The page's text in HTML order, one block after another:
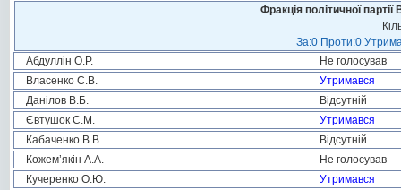
Фракція політичної
За:0 Проти:0
Абдуллін О.Р.
Не голосував
Власенко С.В.
Утримався
Данілов В.Б.
Відсутній
Євтушок С.М.
Утримався
Кабаченко В.В.
Відсутній
Кожем’якін А.А.
Не голосував
Кучеренко О.Ю.
Утримався